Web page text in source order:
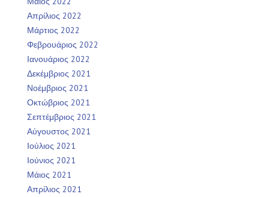
Απρίλιος 2022
Μάρτιος 2022
Φεβρουάριος 2022
Ιανουάριος 2022
Δεκέμβριος 2021
Νοέμβριος 2021
Οκτώβριος 2021
Σεπτέμβριος 2021
Αύγουστος 2021
Ιούλιος 2021
Ιούνιος 2021
Μάιος 2021
Απρίλιος 2021